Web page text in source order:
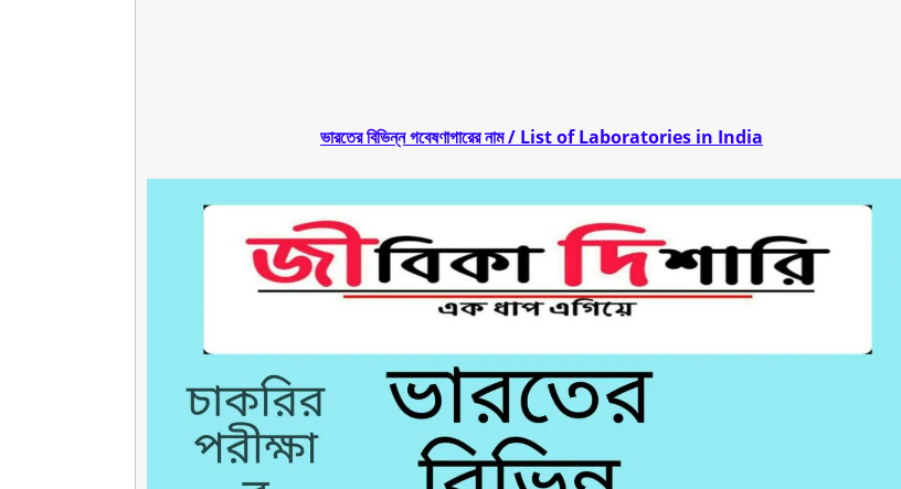
ভারতের বিভিন্ন গবেষণাগারের নাম / List of Laboratories in India